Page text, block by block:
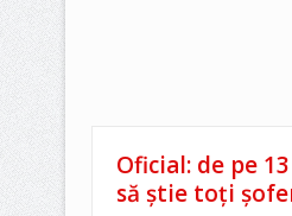
Oficial: de pe
să știe toți